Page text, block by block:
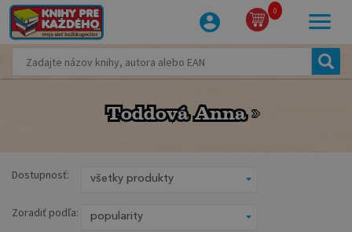
0
Toddová Anna
Toddová Anna
Dostupnosť:
Zoradiť podľa: